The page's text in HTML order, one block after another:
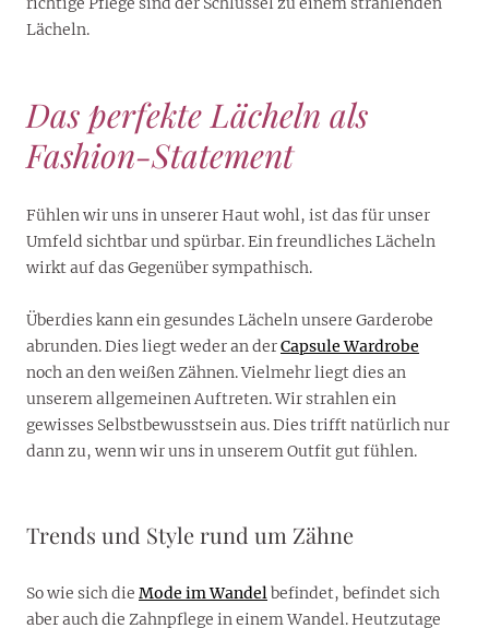
Lächeln.
Das perfekte Lächeln als
Fashion-Statement
Fühlen wir uns in unserer Haut wohl, ist das für unser
Umfeld sichtbar und spürbar. Ein freundliches Lächeln
wirkt auf das Gegenüber sympathisch.
Überdies kann ein gesundes Lächeln unsere Garderobe
abrunden. Dies liegt weder an derCapsule Wardrobe
noch an den weißen Zähnen. Vielmehr liegt dies an
unserem allgemeinen Auftreten. Wir strahlen ein
gewisses Selbstbewusstsein aus. Dies trifft natürlich nur
dann zu, wenn wir uns in unserem Outfit gut fühlen.
Trends und Style rund um Zähne
So wie sich die Mode im Wandelbefindet, befindet sich
aber auch die Zahnpflege in einem Wandel. Heutzutage